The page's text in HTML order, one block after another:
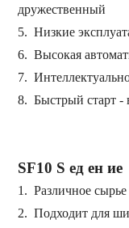
дружественный
5.Низкие
6.Высокая
7.
8.Быстрый старт-
SF10 Sед ен ие
1.Различное
2.Подходит для